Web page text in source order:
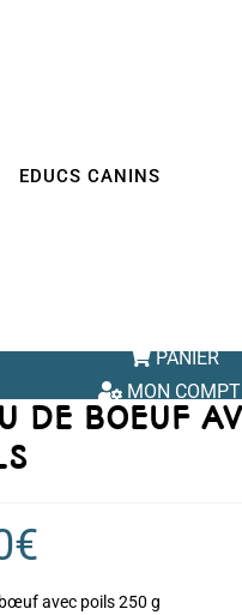
EDUCS CANINS
PANIER
MON
DE BOEUF
€
avec poils 250 g